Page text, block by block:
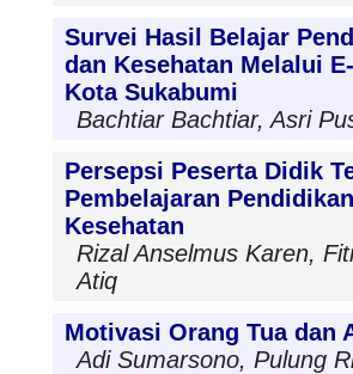
Survei Hasil Belajar
dan Kesehatan Melalui
Kota Sukabumi
Bachtiar Bachtiar, Asri
Persepsi Peserta Didik
Pembelajaran
Kesehatan
Rizal Anselmus Karen,
Atiq
Motivasi Orang Tua dan
Adi Sumarsono, Pulung